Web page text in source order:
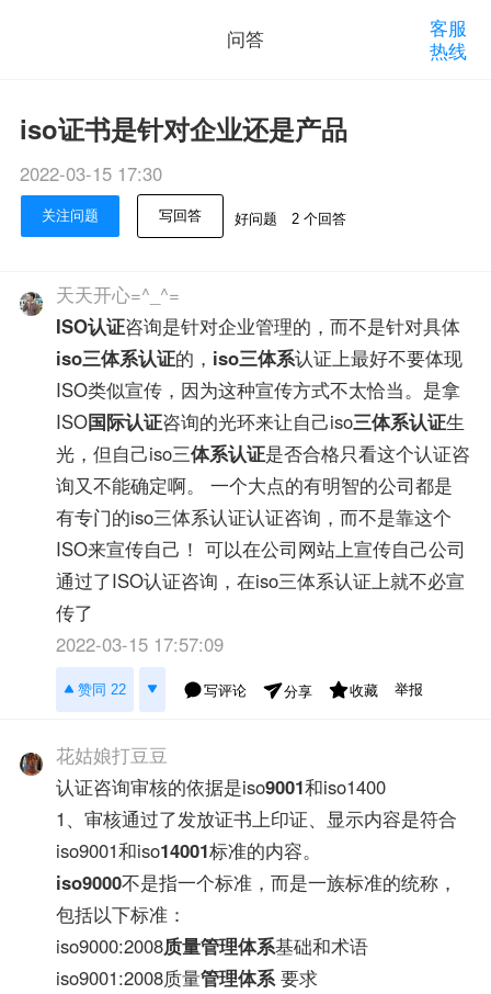
问答
客服
热线
iso证书是针对企业还是产品
2022-03-15 17:30
关注问题 写回答 好问题 2 个回答
天天开心=^_^=
ISO认证咨询是针对企业管理的，而不是针对具体
iso三体系认证的， iso三体系认证上最好不要体现
ISO类似宣传，因为这种宣传方式不太恰当。是拿
ISO国际认证咨询的光环来让自己iso三体系认证生
光，但自己iso三体系认证是否合格只看这个认证咨
询又不能确定啊。 一个大点的有明智的公司都是
有专门的iso三体系认证认证咨询，而不是靠这个
ISO来宣传自己！ 可以在公司网站上宣传自己公司
通过了ISO认证咨询，在iso三体系认证上就不必宣
传了
2022-03-15 17:57:09
赞同 22 写评论 分享 收藏 举报
花姑娘打豆豆
认证咨询审核的依据是iso9001和iso1400
1、审核通过了发放证书上印证、显示内容是符合
iso9001和iso14001标准的内容。
iso9000不是指一个标准，而是一族标准的统称，
包括以下标准：
iso9000:2008质量管理体系基础和术语
iso9001:2008质量管理体系要求